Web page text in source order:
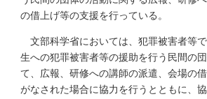
の借上げ等の支援を行っている。
文部科学省においては、犯罪被害者等
生への犯罪被害者等の援助を行う民間の
て、広報、研修への講師の派遣、会場の
がなされた場合に協力を行うとともに、